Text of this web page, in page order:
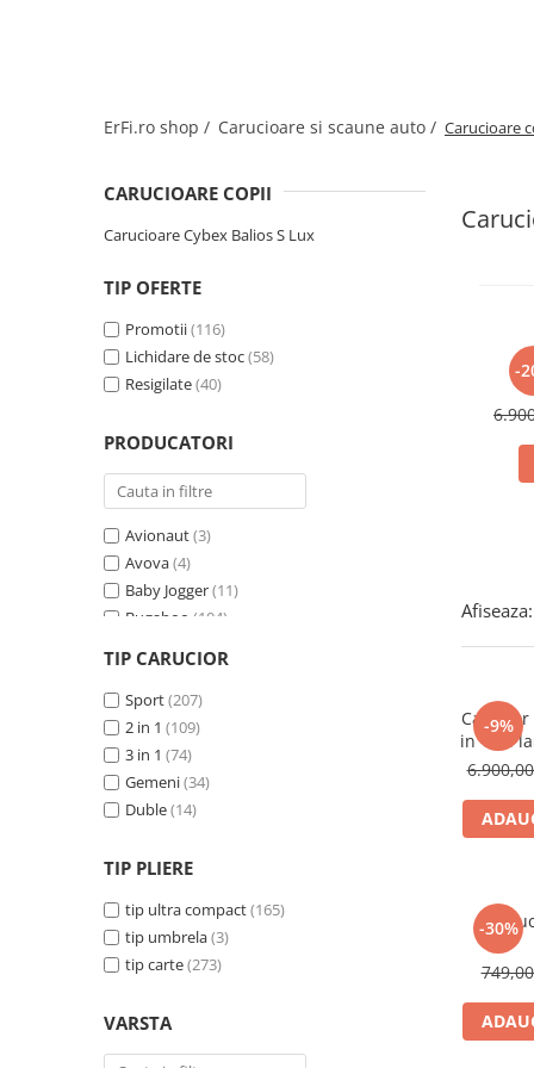
Frumusete si Bijuterii
ErFi.ro shop / Carucioare si scaune auto / Carucioare
CARUCIOARE COPII
Carucioare Cybex Balios S Lux
TIP OFERTE
Promotii(116)
Lichidare de stoc(58)
Resigilate(40)
PRODUCATORI
Avionaut(3)
Avova(4)
Baby Jogger(11)
Bugaboo (104)
Cybex Platinum
Diono (2)
Ezimoov(3)
Graco(25)
Leclerc Baby
Maxi Cosi
TIP CARUCIOR
Sport(207)
2 in 1 (109)
3 in 1 (74)
Gemeni(34)
Duble(14)
TIP PLIERE
tip ultra compact(165)
tip umbrela(3)
tip carte(273)
VARSTA
-
Afiseaza:
-9%
Carucior
in 1 cu
-30%